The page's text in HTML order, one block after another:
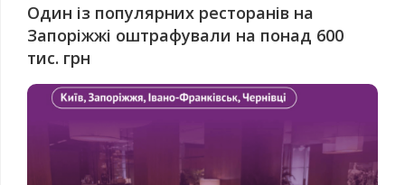
Один із популярних ресторанів на
Запоріжжі оштрафували на понад 600
тис. грн